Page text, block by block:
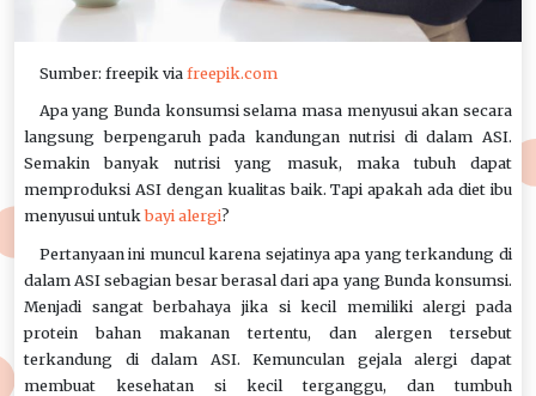
Sumber: freepik via freepik.com
Apa yang Bunda konsumsi selama masa menyusui akan secara
langsung berpengaruh pada kandungan nutrisi di dalam ASI.
Semakin banyak nutrisi yang masuk, maka tubuh dapat
memproduksi ASI dengan kualitas baik. Tapi apakah ada diet ibu
menyusui untukbayi alergi?
Pertanyaan ini muncul karena sejatinya apa yang terkandung di
dalam ASI sebagian besar berasal dari apa yang Bunda konsumsi.
Menjadi sangat berbahaya jika si kecil memiliki alergi pada
protein bahan makanan tertentu, dan alergen tersebut
terkandung di dalam ASI. Kemunculan gejala alergi dapat
membuat kesehatan si kecil terganggu, dan tumbuh